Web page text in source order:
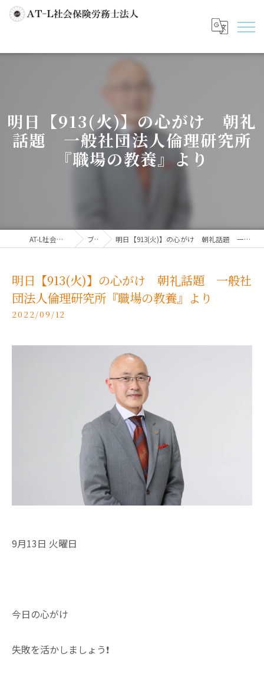
明日【913(火)】の心がけ 朝礼
話題 一般社団法人倫理研究所
『職場の教養』より
AT-L社会保険労務士法人 ブログ 明日【913(火)】の心がけ 朝礼話題 一般社団法人倫理研究所『職場の教養』より
明日【913(火)】の心がけ 朝礼話題 一般社
団法人倫理研究所『職場の教養』より
2022/09/12
9月13日 火曜日
今日の心がけ
失敗を活かしましょう❗